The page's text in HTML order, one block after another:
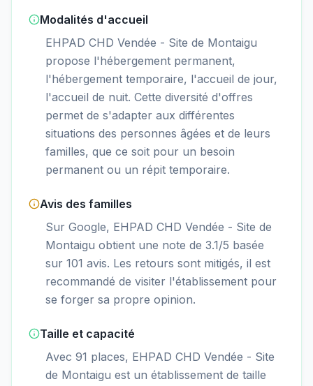
Modalités d'accueil
EHPAD CHD Vendée - Site de Montaigu
propose l'hébergement permanent,
l'hébergement temporaire, l'accueil de jour,
l'accueil de nuit. Cette diversité d'offres
permet de s'adapter aux différentes
situations des personnes âgées et de leurs
familles, que ce soit pour un besoin
permanent ou un répit temporaire.
Avis des familles
Sur Google, EHPAD CHD Vendée - Site de
Montaigu obtient une note de 3.1/5 basée
sur 101 avis. Les retours sont mitigés, il est
recommandé de visiter l'établissement pour
se forger sa propre opinion.
Taille et capacité
Avec 91 places, EHPAD CHD Vendée - Site
de Montaigu est un établissement de taille